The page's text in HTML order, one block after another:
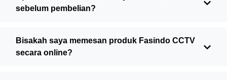
sebelum pembelian?
Bisakah saya memesan produk Fasindo CCTV
secara online?